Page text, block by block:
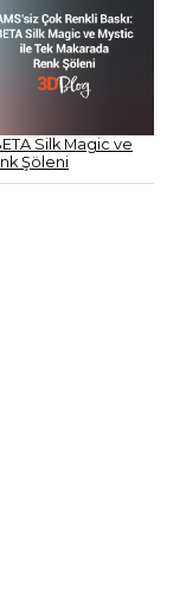
Silk Magic ve
Şöleni